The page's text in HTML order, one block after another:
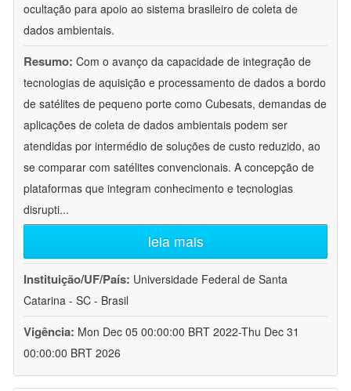
ocultação para apoio ao sistema brasileiro de coleta de
dados ambientais.
Resumo: Com o avanço da capacidade de integração de
tecnologias de aquisição e processamento de dados a bordo
de satélites de pequeno porte como Cubesats, demandas de
aplicações de coleta de dados ambientais podem ser
atendidas por intermédio de soluções de custo reduzido, ao
se comparar com satélites convencionais. A concepção de
plataformas que integram conhecimento e tecnologias
disrupti...
leia mais
Instituição/UF/País: Universidade Federal de Santa
Catarina - SC - Brasil
Vigência: Mon Dec 05 00:00:00 BRT 2022-Thu Dec 31
00:00:00 BRT 2026